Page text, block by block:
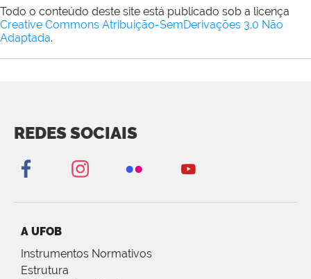
Todo o conteúdo deste site está publicado sob a licença
Creative Commons Atribuição-SemDerivações 3.0 Não
Adaptada.
REDES SOCIAIS
A UFOB
Instrumentos Normativos
Estrutura